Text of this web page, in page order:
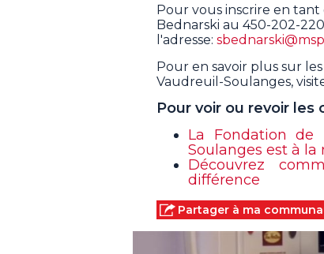
Pour vous inscrire en
Bednarski au 450-202-
l'adresse:
Pour en savoir plus sur
Vaudreuil-Soulanges,
Pour voir ou revoir
La Fondation de
Soulanges est à la
Découvrez
différence
Partager à ma